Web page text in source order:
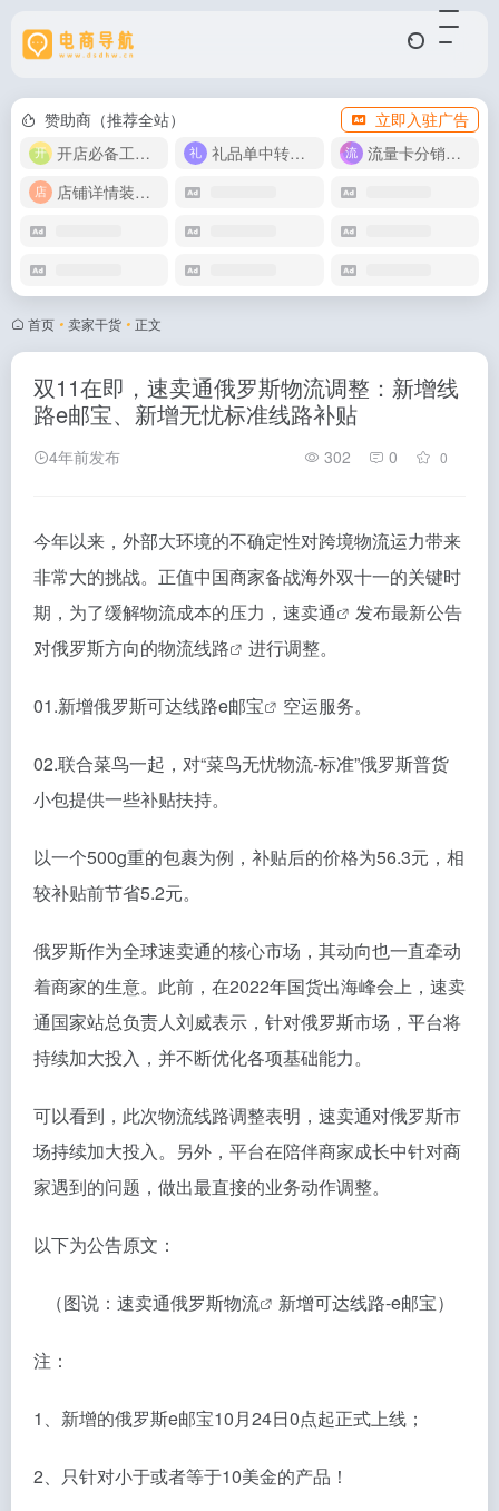
赞助商（推荐全站）
立即入驻广告
开店必备工具箱
礼品单中转同步单
流量卡分销代理
店铺详情装修模版
首页 • 卖家干货 • 正文
双11在即，速卖通俄罗斯物流调整：新增线
路e邮宝、新增无忧标准线路补贴
4年前发布 302 0 0
今年以来，外部大环境的不确定性对跨境物流运力带来
非常大的挑战。正值中国商家备战海外双十一的关键时
期，为了缓解物流成本的压力， 速卖通
发布最新公告
对俄罗斯方向的物流线路 进行调整。
01.新增俄罗斯可达线路e邮宝 空运服务。
02.联合菜鸟一起，对“菜鸟无忧物流-标准”俄罗斯普货
小包提供一些补贴扶持。
以一个500g重的包裹为例，补贴后的价格为56.3元，相
较补贴前节省5.2元。
俄罗斯作为全球速卖通的核心市场，其动向也一直牵动
着商家的生意。此前，在2022年国货出海峰会上，速卖
通国家站总负责人刘威表示，针对俄罗斯市场，平台将
持续加大投入，并不断优化各项基础能力。
可以看到，此次物流线路调整表明，速卖通对俄罗斯市
场持续加大投入。另外，平台在陪伴商家成长中针对商
家遇到的问题，做出最直接的业务动作调整。
以下为公告原文：
（图说：速卖通俄罗斯物流 新增可达线路-e邮宝）
注：
1、新增的俄罗斯e邮宝10月24日0点起正式上线；
2、只针对小于或者等于10美金的产品！